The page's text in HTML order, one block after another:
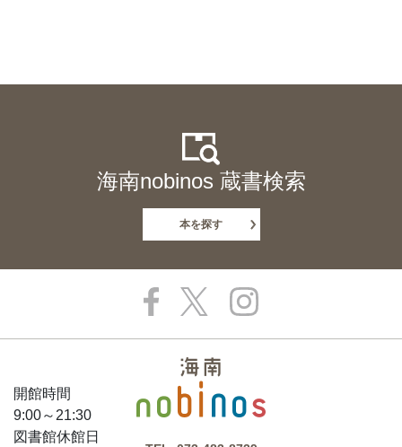
開館時間
9:00～21:30
図書館休館日
海南nobinos 蔵書検索
本を探す